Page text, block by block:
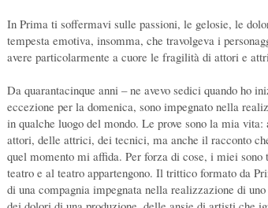
In Prima ti soffermavi sulle passioni, le gelosie, le
tempesta emotiva, insomma, che travolgeva i
avere particolarmente a cuore le fragilità di attori e
Da quarantacinque anni – ne avevo sedici quando ho
eccezione per la domenica, sono impegnato nella
in qualche luogo del mondo. Le prove sono la mia
attori, delle attrici, dei tecnici, ma anche il racconto
quel momento mi affida. Per forza di cose, i miei sono
teatro e al teatro appartengono. Il trittico formato da
di una compagnia impegnata nella realizzazione di